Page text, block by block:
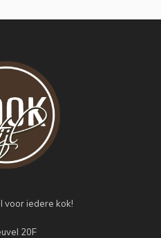
voor iedere kok!
20F